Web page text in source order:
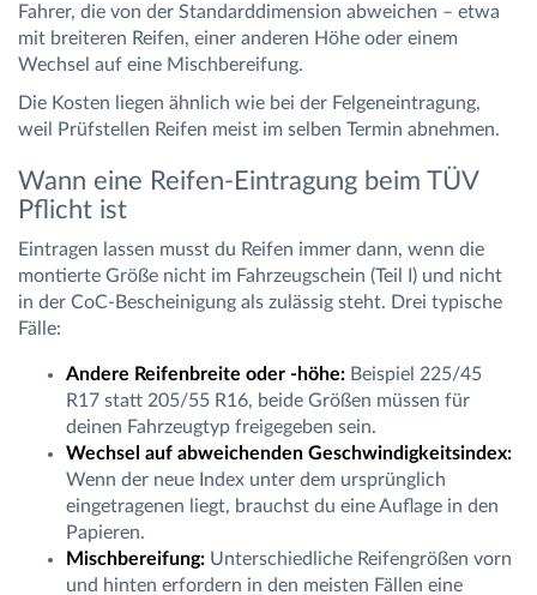
Fahrer, die von der Standarddimension abweichen – etwa
mit breiteren Reifen, einer anderen Höhe oder einem
Wechsel auf eine Mischbereifung.
Die Kosten liegen ähnlich wie bei der Felgeneintragung,
weil Prüfstellen Reifen meist im selben Termin abnehmen.
Wann eine Reifen-Eintragung beim TÜV
Pflicht ist
Eintragen lassen musst du Reifen immer dann, wenn die
montierte Größe nicht im Fahrzeugschein (Teil I) und nicht
in der CoC-Bescheinigung als zulässig steht. Drei typische
Fälle:
Andere Reifenbreite oder -höhe: Beispiel 225/45
R17 statt 205/55 R16, beide Größen müssen für
deinen Fahrzeugtyp freigegeben sein.
Wechsel auf abweichenden Geschwindigkeitsindex:
Wenn der neue Index unter dem ursprünglich
eingetragenen liegt, brauchst du eine Auflage in den
Papieren.
Mischbereifung: Unterschiedliche Reifengrößen vorn
und hinten erfordern in den meisten Fällen eine